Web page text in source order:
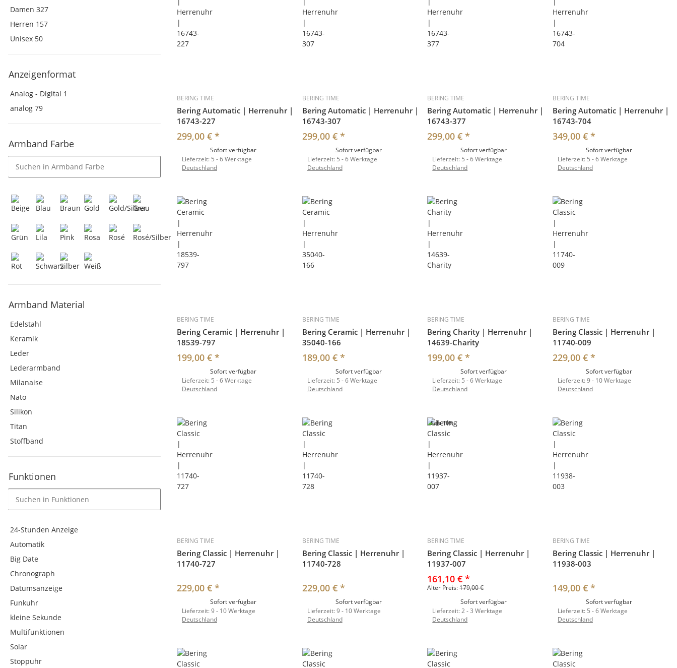
BERING TIME
Bering Automatic | Herrenuhr |
16743-227
299,00 € *
Sofort verfügbar
Lieferzeit: 5 - 6 Werktage
Deutschland
BERING TIME
Bering Automatic | Herrenuhr |
16743-307
299,00 € *
Sofort verfügbar
Lieferzeit: 5 - 6 Werktage
Deutschland
BERING TIME
Bering Automatic | Herrenuhr |
16743-377
299,00 €*
Sofort verfügbar
Lieferzeit: 5 - 6 Werktage
Deutschland
BERING TIME
Bering Automatic | Herrenuhr |
16743-704
349,00 € *
Sofort verfügbar
Lieferzeit: 5 - 6 Werktage
Deutschland
BERING TIME
Bering Ceramic | Herrenuhr |
18539-797
199,00 € *
Sofort verfügbar
Lieferzeit: 5 - 6 Werktage
Deutschland
BERING TIME
Bering Ceramic | Herrenuhr |
35040-166
189,00 € *
Sofort verfügbar
Lieferzeit: 5 - 6 Werktage
Deutschland
BERING TIME
Bering Charity | Herrenuhr |
14639-Charity
199,00 €*
Sofort verfügbar
Lieferzeit: 5 - 6 Werktage
Deutschland
BERING TIME
Bering Classic | Herrenuhr |
11740-009
229,00 € *
Sofort verfügbar
Lieferzeit:9 - 10 Werktage
Deutschland
BERING TIME
Bering Classic | Herrenuhr |
11740-727
229,00 € *
Sofort verfügbar
Lieferzeit:9 - 10 Werktage
Deutschland
BERING TIME
Bering Classic | Herrenuhr |
11740-728
229,00 € *
Sofort verfügbar
Lieferzeit:9 - 10 Werktage
Deutschland
Sale 10%
BERING TIME
Bering Classic | Herrenuhr |
11937-007
161,10 €*
Alter Preis:179,00 €
Sofort verfügbar
Lieferzeit:2 - 3 Werktage
Deutschland
BERING TIME
Bering Classic | Herrenuhr |
11938-003
149,00 € *
Sofort verfügbar
Lieferzeit: 5 - 6 Werktage
Deutschland
Damen 327
Herren 157
Unisex 50
Anzeigenformat
Analog - Digital 1
analog 79
Armband Farbe
Armband Material
Edelstahl
Keramik
Leder
Lederarmband
Milanaise
Nato
Silikon
Titan
Stoffband
Funktionen
24-Stunden Anzeige
Automatik
Big Date
Chronograph
Datumsanzeige
Funkuhr
kleine Sekunde
Multifunktionen
Solar
Stoppuhr